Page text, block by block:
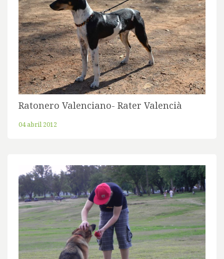
Ratonero Valenciano- Rater Valencià
04 abril 2012